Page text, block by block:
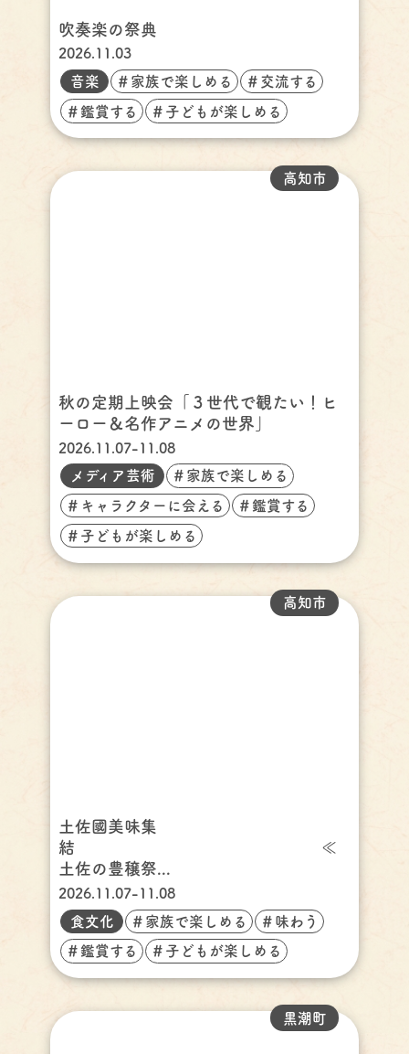
吹奏楽の祭典
2026.11.03
音楽
＃家族で楽しめる ＃交流する
＃鑑賞する ＃子どもが楽しめる
秋の定期上映会「３世代で観たい！ヒ
ーロー＆名作アニメの世界」
高知市
2026.11.07-11.08
メディア芸術
＃家族で楽しめる
＃キャラクターに会える ＃鑑賞する
＃子どもが楽しめる
土佐國美味集
結 ≪
土佐の豊穣祭...
高知市
2026.11.07-11.08
食文化
＃家族で楽しめる ＃味わう
＃鑑賞する ＃子どもが楽しめる
黒潮町